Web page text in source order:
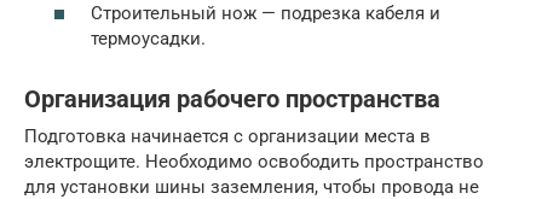
Строительный нож — подрезка кабеля и
термоусадки.
Организация рабочего пространства
Подготовка начинается с организации места в
электрощите. Необходимо освободить пространство
для установки шины заземления, чтобы провода не